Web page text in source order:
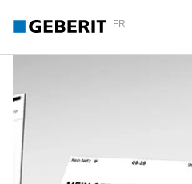
FR